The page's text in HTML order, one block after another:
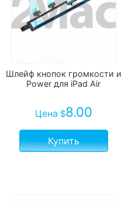
Шлейф кнопок громкости и
Power для iPad Air
Цена $8.00
Купить